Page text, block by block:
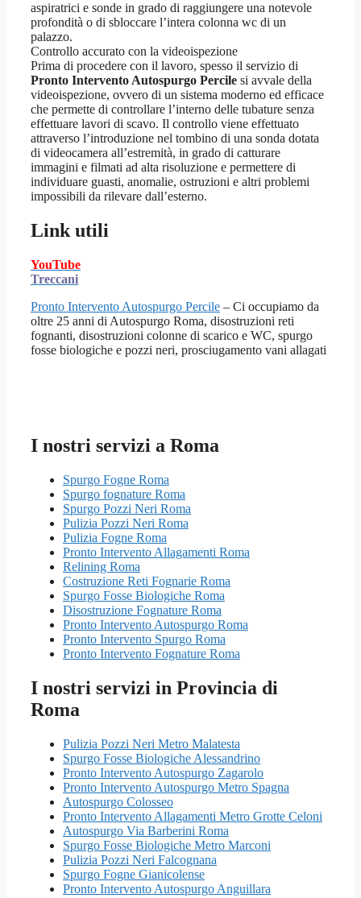
aspiratrici e sonde in grado di raggiungere una notevole
profondità o di sbloccare l’intera colonna wc di un
palazzo.
Controllo accurato con la videoispezione
Prima di procedere con il lavoro, spesso il servizio di
Pronto Intervento Autospurgo Percile si avvale della
videoispezione, ovvero di un sistema moderno ed efficace
che permette di controllare l’interno delle tubature senza
effettuare lavori di scavo. Il controllo viene effettuato
attraverso l’introduzione nel tombino di una sonda dotata
di videocamera all’estremità, in grado di catturare
immagini e filmati ad alta risoluzione e permettere di
individuare guasti, anomalie, ostruzioni e altri problemi
impossibili da rilevare dall’esterno.
Link utili
YouTube
Treccani
Pronto Intervento Autospurgo Percile – Ci occupiamo da
oltre 25 anni di Autospurgo Roma, disostruzioni reti
fognanti, disostruzioni colonne di scarico e WC, spurgo
fosse biologiche e pozzi neri, prosciugamento vani allagati
I nostri servizi a Roma
Spurgo Fogne Roma
Spurgo fognature Roma
Spurgo Pozzi Neri Roma
Pulizia Pozzi Neri Roma
Pulizia Fogne Roma
Pronto Intervento Allagamenti Roma
Relining Roma
Costruzione Reti Fognarie Roma
Spurgo Fosse Biologiche Roma
Disostruzione Fognature Roma
Pronto Intervento Autospurgo Roma
Pronto Intervento Spurgo Roma
Pronto Intervento Fognature Roma
I nostri servizi in Provincia di
Roma
Pulizia Pozzi Neri Metro Malatesta
Spurgo Fosse Biologiche Alessandrino
Pronto Intervento Autospurgo Zagarolo
Pronto Intervento Autospurgo Metro Spagna
Autospurgo Colosseo
Pronto Intervento Allagamenti Metro Grotte Celoni
Autospurgo Via Barberini Roma
Spurgo Fosse Biologiche Metro Marconi
Pulizia Pozzi Neri Falcognana
Spurgo Fogne Gianicolense
Pronto Intervento Autospurgo Anguillara